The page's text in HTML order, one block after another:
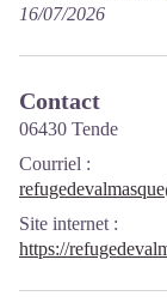
16/07/2026
Contact
06430 Tende
Courriel :
Site internet :
https://